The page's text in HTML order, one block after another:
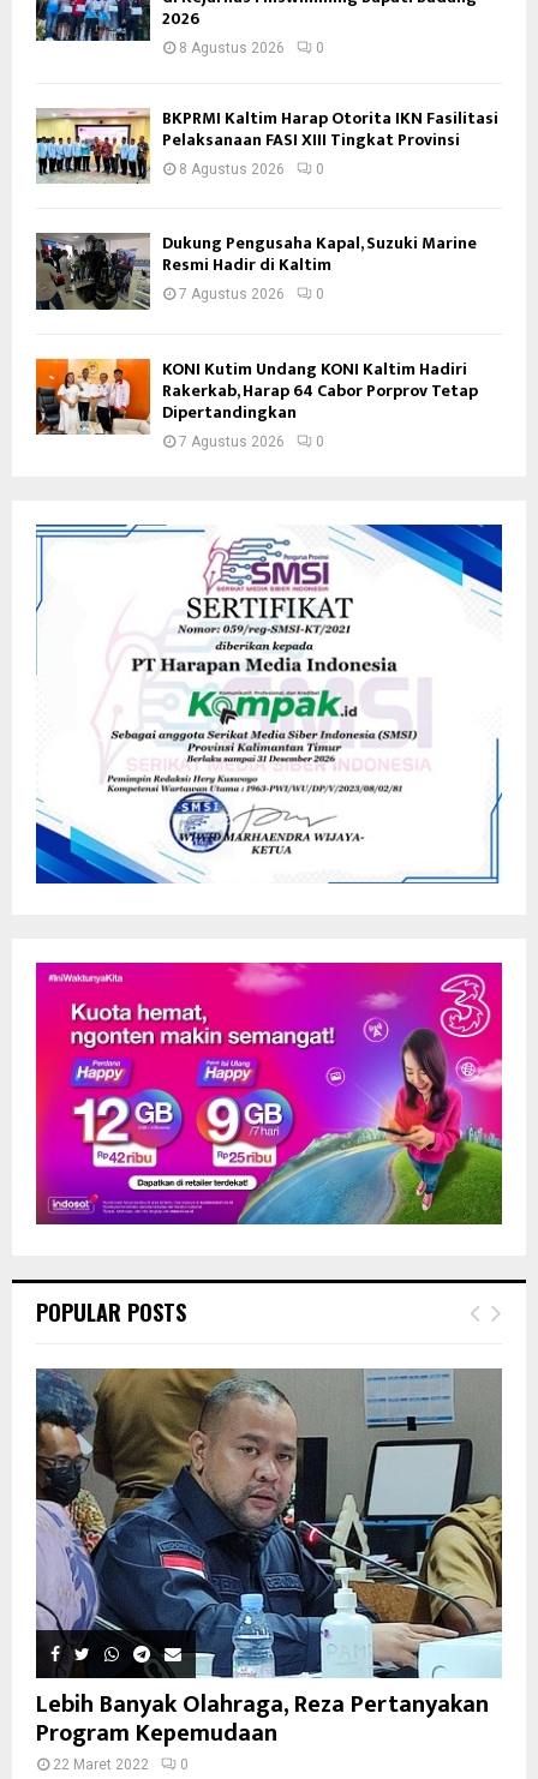
2026
8 Agustus 2026 0
BKPRMI Kaltim Harap Otorita IKN Fasilitasi
Pelaksanaan FASI XIII Tingkat Provinsi
8 Agustus 2026 0
Dukung Pengusaha Kapal, Suzuki Marine
Resmi Hadir di Kaltim
7 Agustus 2026 0
KONI Kutim Undang KONI Kaltim Hadiri
Rakerkab, Harap 64 Cabor Porprov Tetap
Dipertandingkan
7 Agustus 2026 0
POPULAR POSTS
Lebih Banyak Olahraga, Reza Pertanyakan
Program Kepemudaan
22 Maret 2022 0